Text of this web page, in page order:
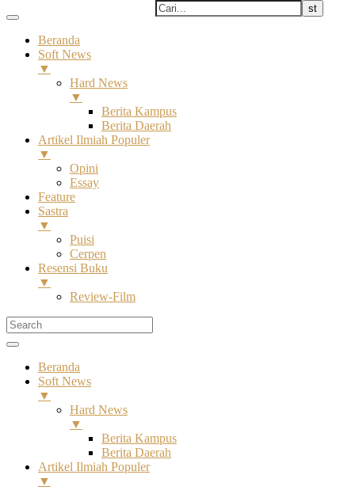
Beranda
Soft News
▼
Hard News
▼
Berita Kampus
Berita Daerah
Artikel Ilmiah Populer
▼
Opini
Essay
Feature
Sastra
▼
Puisi
Cerpen
Resensi Buku
▼
Review-Film
Beranda
Soft News
▼
Hard News
▼
Berita Kampus
Berita Daerah
Artikel Ilmiah Populer
▼